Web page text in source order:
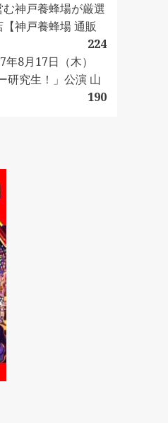
神戸養蜂場が厳選
神戸養蜂場 通販
224
年8月17日（木）
研究生！」公演 山
190